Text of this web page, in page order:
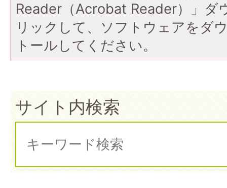
Reader（Acrobat Reader）」ダ
リックして、ソフトウェアをダ
トールしてください。
サイト内検索